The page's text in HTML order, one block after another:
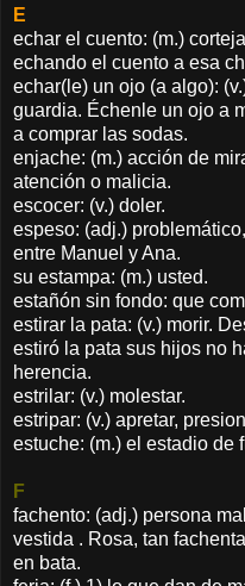
E
echar el cuento: (m.)
echando el cuento a esa
echar(le) un ojo (a algo):
guardia. Échenle un ojo a
a comprar las sodas.
enjache: (m.) acción de
atención o malicia.
escocer: (v.) doler.
espeso: (adj.)
entre Manuel y Ana.
su estampa: (m.) usted.
estañón sin fondo: que
estirar la pata: (v.) morir.
estiró la pata sus hijos no
herencia.
estrilar: (v.) molestar.
estripar: (v.) apretar,
estuche: (m.) el estadio de
F
fachento: (adj.) persona
vestida . Rosa, tan
en bata.